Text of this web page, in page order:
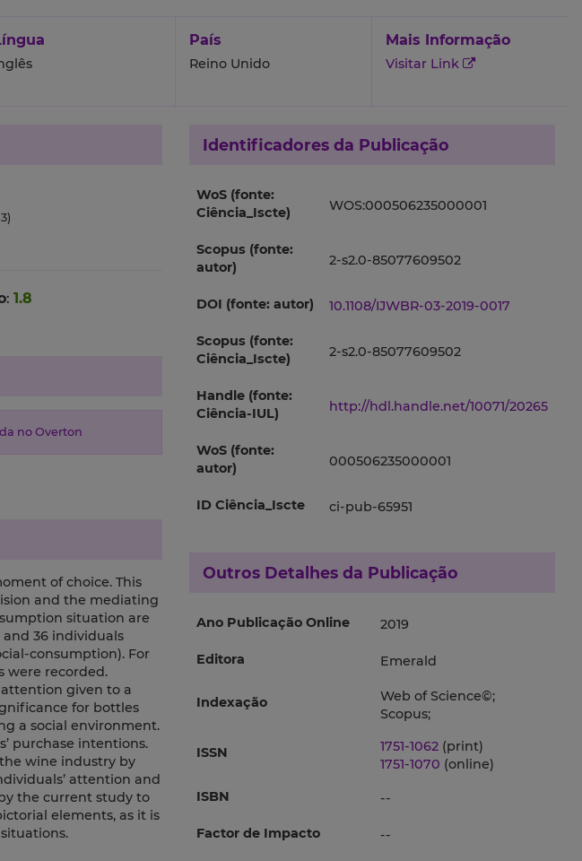
País
Reino Unido
Mais Informação
Visitar Link
: 1.8
no Overton
of choice. This
and the mediating
situation are
36 individuals
consumption). For
were recorded.
given to a
for bottles
a social environment.
purchase intentions.
wine industry by
attention and
the current study to
elements, as it is
Identificadores da Publicação
WoS (fonte:
Ciência_Iscte)
WOS:000506235000001
Scopus (fonte:
autor)
2-s2.0-85077609502
DOI (fonte: autor) 10.1108/IJWBR-03-2019-0017
Scopus (fonte:
Ciência_Iscte)
2-s2.0-85077609502
Handle (fonte:
Ciência-IUL)
http://hdl.handle.net/10071/20265
WoS (fonte:
autor)
000506235000001
ID Ciência_Iscte ci-pub-65951
Outros Detalhes da Publicação
Ano Publicação Online 2019
Editora Emerald
Indexação
Web of Science©;
Scopus;
ISSN 1751-1062 (print)
1751-1070 (online)
ISBN
--
Factor de Impacto --